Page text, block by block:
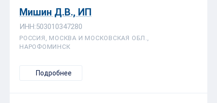
Мишин Д.В., ИП
ИНН:503010347280
РОССИЯ, МОСКВА И МОСКОВСКАЯ ОБЛ.,
НАРОФОМИНСК
Подробнее